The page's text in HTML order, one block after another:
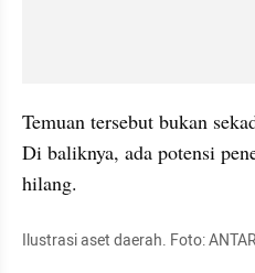
Temuan tersebut bukan
Di baliknya, ada potensi
hilang.
Ilustrasi aset daerah. Foto: